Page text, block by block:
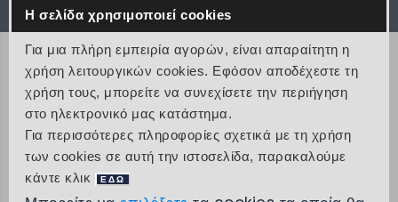
€ 0
MENU
ΠΡΟΪΟΝΤΑ
> Προϊόντα > Ταξίδια και Εκδρομές
> Τσάντες και σακίδια ταξιδιού
Η σελίδα χρησιμοποιεί cookies
Για μια πλήρη εμπειρία αγορών, είναι απαραίτητη η
χρήση λειτουργικών cookies. Εφόσον αποδέχεστε τη
χρήση τους, μπορείτε να συνεχίσετε την περιήγηση
στο ηλεκτρονικό μας κατάστημα.
Για περισσότερες πληροφορίες σχετικά με τη χρήση
των cookies σε αυτή την ιστοσελίδα, παρακαλούμε
κάντε κλικ
ΕΔΩ